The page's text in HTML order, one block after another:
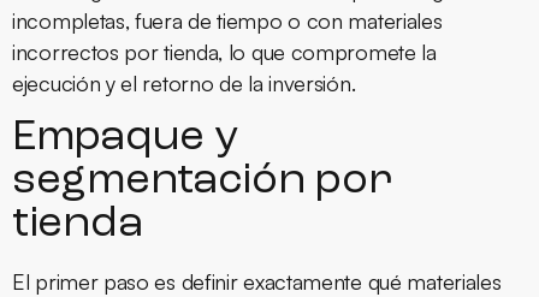
incompletas, fuera de tiempo o con materiales
incorrectos por tienda, lo que compromete la
ejecución y el retorno de la inversión.
Empaque y
segmentación por
tienda
El primer paso es definir exactamente qué materiales